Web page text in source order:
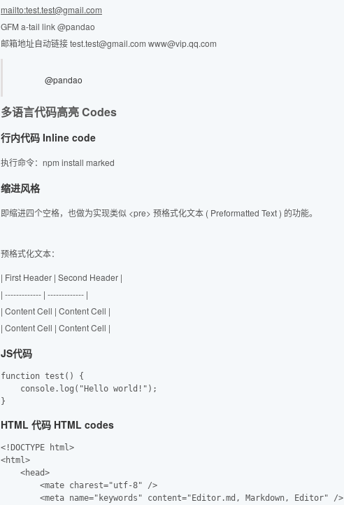
mailto:test.test@gmail.com
GFM a-tail link @pandao
邮箱地址自动链接 test.test@gmail.com www@vip.qq.com
@pandao
多语言代码高亮 Codes
行内代码 Inline code
执行命令： npm install marked
缩进风格
即缩进四个空格，也做为实现类似 <pre> 预格式化文本 ( Preformatted Text ) 的功能。
预格式化文本：
| First Header | Second Header |
| ------------- | ------------- |
| Content Cell | Content Cell |
| Content Cell | Content Cell |
JS代码
function test() {
HTML 代码 HTML codes
<!DOCTYPE html>
<html>
    <head>
        <mate charest="utf-8" />
        <meta name="keywords" content="Editor.md, Markdown, Editor" />